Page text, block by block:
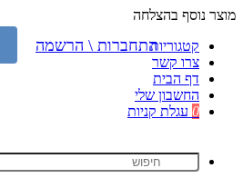
מוצר נוסף בהצלחה
קטגוריות
צרו קשר
דף הבית
החשבון שלי
0 עגלת קניות
התחברות \ הרשמה